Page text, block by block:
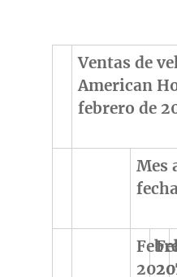
Ventas de
American
febrero de
Mes
2020